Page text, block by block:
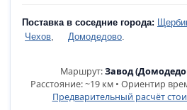
Поставка в соседние города:
Чехов, Домодедово.
Маршрут:Завод
Расстояние: ~19 км • Ориентир
Предварительный расчёт